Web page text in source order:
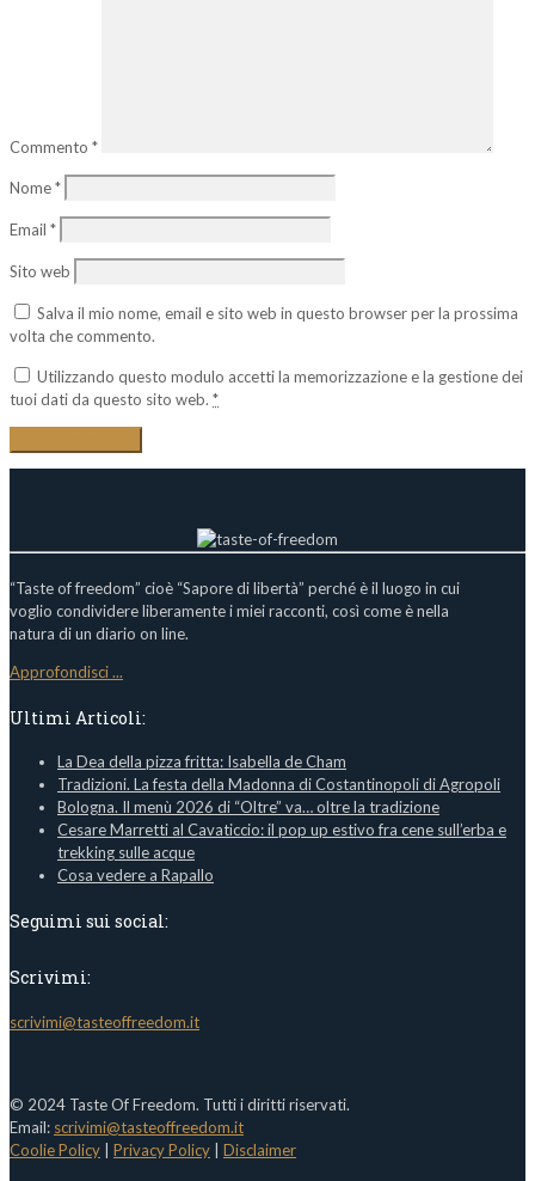
Commento *
Nome*
Email *
Sito web
Salva il mio nome, email e sito web in questo browser per la prossima
volta che commento.
Utilizzando questo modulo accetti la memorizzazione e la gestione dei
tuoi dati da questo sito web. *
“Taste of freedom” cioè “Sapore di libertà” perché è il luogo in cui
voglio condividere liberamente i miei racconti, così come è nella
natura di un diario on line.
Approfondisci ...
Ultimi Articoli:
La Dea della pizza fritta: Isabella de Cham
Tradizioni. La festa della Madonna di Costantinopoli di Agropoli
Bologna. Il menù 2026 di “Oltre” va… oltre la tradizione
Cesare Marretti al Cavaticcio: il pop up estivo fra cene sull’erba e
trekking sulle acque
Cosa vedere a Rapallo
Seguimi sui social:
Scrivimi:
scrivimi@tasteoffreedom.it
© 2024 Taste Of Freedom. Tutti i diritti riservati.
Email: scrivimi@tasteoffreedom.it
Coolie Policy
Privacy Policy Disclaimer